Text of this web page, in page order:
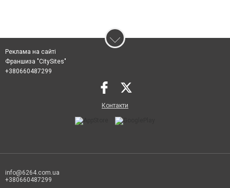
Реклама на сайті
Франшиза "CitySites"
+380660487299
Контакти
info@6264.com.ua
+380660487299